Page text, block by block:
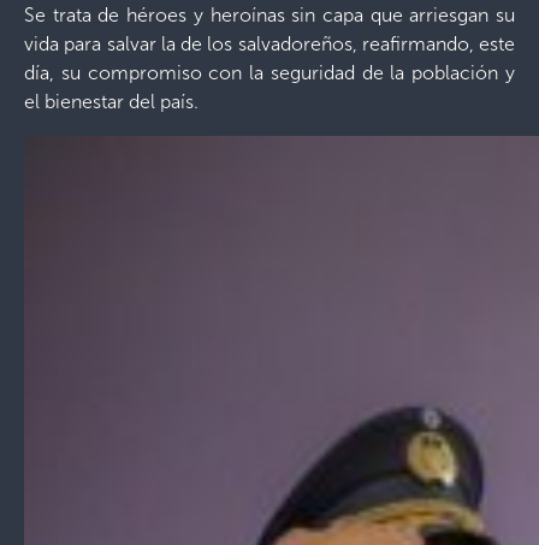
Se trata de héroes y heroínas sin capa que arriesgan su
vida para salvar la de los salvadoreños, reafirmando, este
día, su compromiso con la seguridad de la población y
el bienestar del país.